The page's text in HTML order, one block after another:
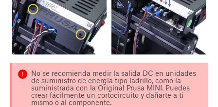
No se recomienda medir la salida DC en unidades
de suministro de energía tipo ladrillo, como la
suministrada con la Original Prusa MINI. Puedes
crear fácilmente un cortocircuito y dañarte a tí
mismo o al componente.